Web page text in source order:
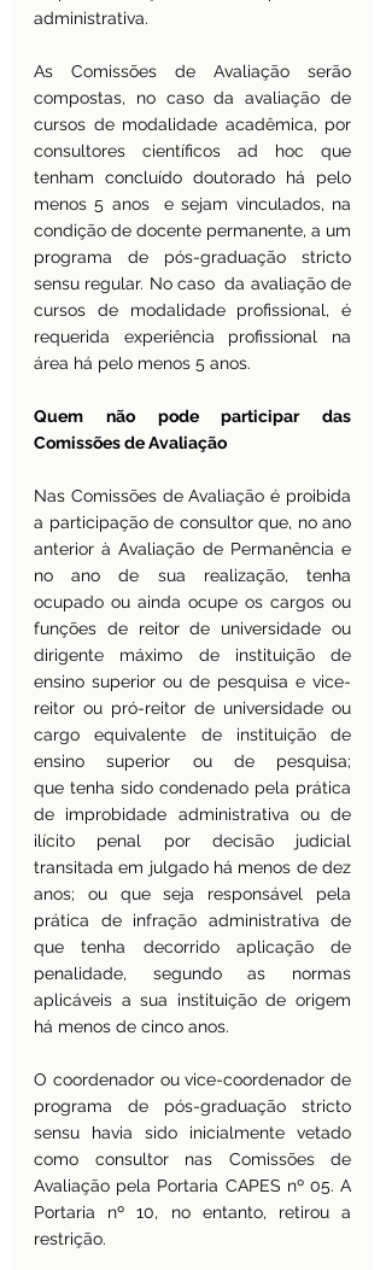
administrativa.
As Comissões de Avaliação serão
compostas, no caso da avaliação de
cursos de modalidade acadêmica, por
consultores científicos ad hoc que
tenham concluído doutorado há pelo
menos 5 anos  e sejam vinculados, na
condição de docente permanente, a um
programa de pós-graduação stricto
sensu regular. No caso  da avaliação de
cursos de modalidade profissional, é
requerida experiência profissional na
área há pelo menos 5 anos.
Quem não pode participar das
Comissões de Avaliação
Nas Comissões de Avaliação é proibida
a participação de consultor que, no ano
anterior à Avaliação de Permanência e
no ano de sua realização, tenha
ocupado ou ainda ocupe os cargos ou
funções de reitor de universidade ou
dirigente máximo de instituição de
ensino superior ou de pesquisa e vice-
reitor ou pró-reitor de universidade ou
cargo equivalente de instituição de
ensino superior ou de pesquisa;
que tenha sido condenado pela prática
de improbidade administrativa ou de
ilícito penal por decisão judicial
transitada em julgado há menos de dez
anos; ou que seja responsável pela
prática de infração administrativa de
que tenha decorrido aplicação de
penalidade, segundo as normas
aplicáveis a sua instituição de origem
há menos de cinco anos.
O coordenador ou vice-coordenador de
programa de pós-graduação stricto
sensu havia sido inicialmente vetado
como consultor nas Comissões de
Avaliação pela Portaria CAPES nº 05. A
Portaria nº 10, no entanto, retirou a
restrição.